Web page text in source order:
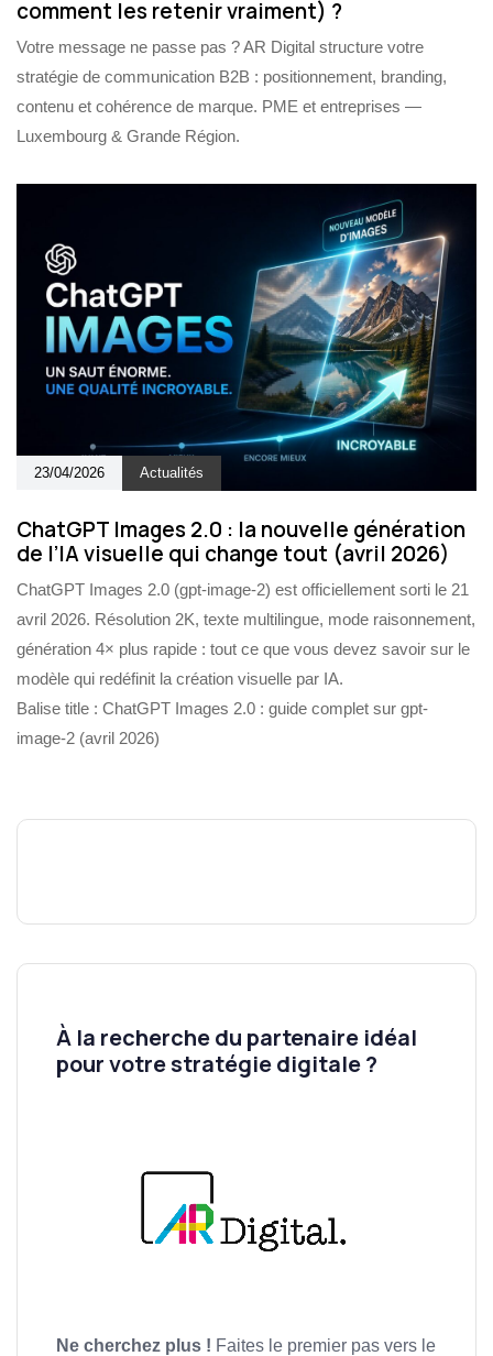
comment les retenir vraiment) ?
Votre message ne passe pas ? AR Digital structure votre
stratégie de communication B2B : positionnement, branding,
contenu et cohérence de marque. PME et entreprises —
Luxembourg & Grande Région.
23/04/2026 Actualités
ChatGPT Images 2.0 : la nouvelle génération
de l’IA visuelle qui change tout (avril 2026)
ChatGPT Images 2.0 (gpt-image-2) est officiellement sorti le 21
avril 2026. Résolution 2K, texte multilingue, mode raisonnement,
génération 4× plus rapide : tout ce que vous devez savoir sur le
modèle qui redéfinit la création visuelle par IA.
Balise title : ChatGPT Images 2.0 : guide complet sur gpt-
image-2 (avril 2026)
À la recherche du partenaire idéal
pour votre stratégie digitale ?
Ne cherchez plus ! Faites le premier pas vers le